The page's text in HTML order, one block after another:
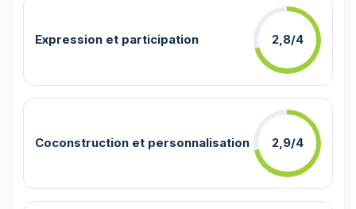
Expression et participation 2,8/4
Coconstruction et personnalisation 2,9/4